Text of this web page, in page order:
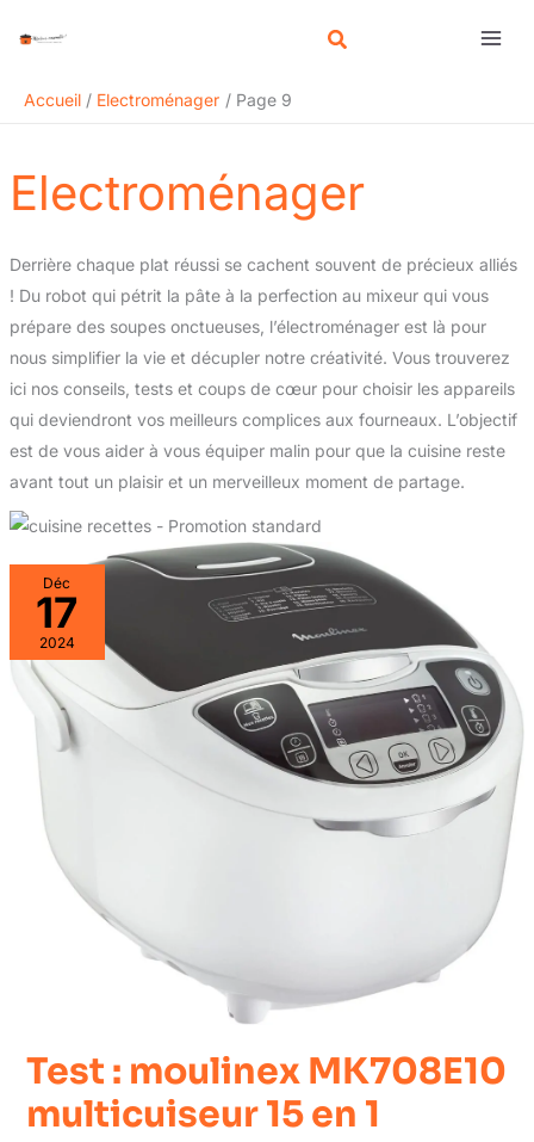
Accueil
Electroménager Page 9
Electroménager
Derrière chaque plat réussi se cachent souvent de précieux alliés
! Du robot qui pétrit la pâte à la perfection au mixeur qui vous
prépare des soupes onctueuses, l’électroménager est là pour
nous simplifier la vie et décupler notre créativité. Vous trouverez
ici nos conseils, tests et coups de cœur pour choisir les appareils
qui deviendront vos meilleurs complices aux fourneaux. L’objectif
est de vous aider à vous équiper malin pour que la cuisine reste
avant tout un plaisir et un merveilleux moment de partage.
Déc
17
2024
Test : moulinex MK708E10
multicuiseur 15 en 1
e
r
c